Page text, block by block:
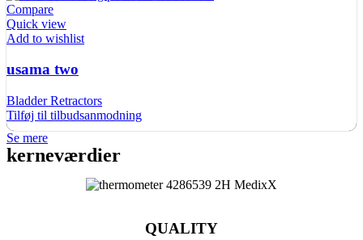
Compare
Quick view
Add to wishlist
usama two
Bladder Retractors
Tilføj til tilbudsanmodning
Se mere
kerneværdier
QUALITY